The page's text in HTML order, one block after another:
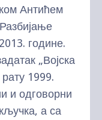
Антићем
године.
„Војска
1999.
и одговорни
а са